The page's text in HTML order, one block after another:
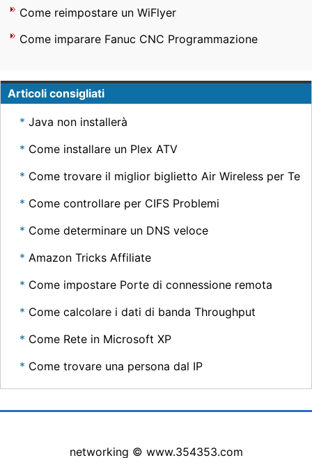
Come reimpostare un WiFlyer
Come imparare Fanuc CNC Programmazione
Articoli consigliati
Java non installerà
Come installare un Plex ATV
Come trovare il miglior biglietto Air Wireless per Te
Come controllare per CIFS Problemi
Come determinare un DNS veloce
Amazon Tricks Affiliate
Come impostare Porte di connessione remota
Come calcolare i dati di banda Throughput
Come Rete in Microsoft XP
Come trovare una persona dal IP
networking © www.354353.com